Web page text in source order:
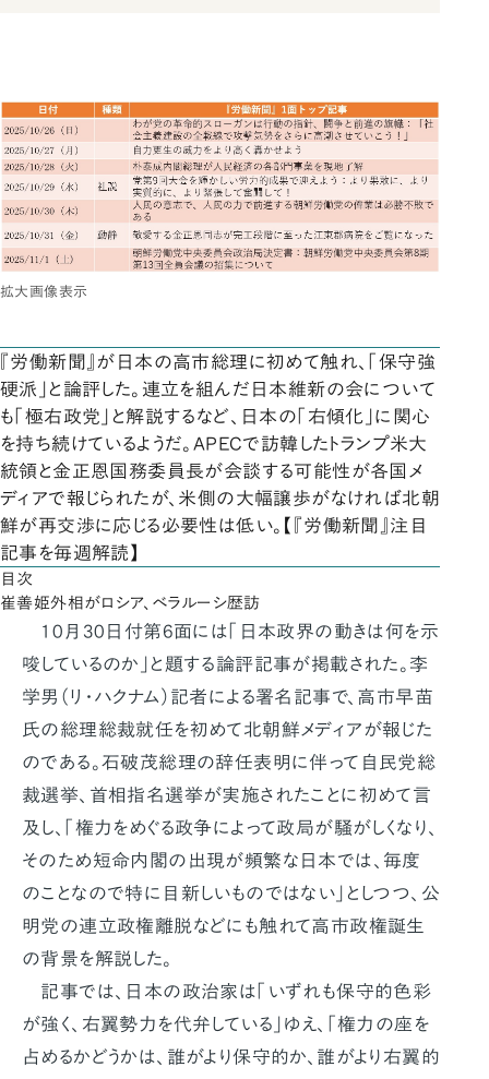
拡大画像表示
『労働新聞』が日本の高市総理に初めて触れ、「保守強
硬派」と論評した。連立を組んだ日本維新の会について
も「極右政党」と解説するなど、日本の「右傾化」に関心
を持ち続けているようだ。APECで訪韓したトランプ米大
統領と金正恩国務委員長が会談する可能性が各国メ
ディアで報じられたが、米側の大幅譲歩がなければ北朝
鮮が再交渉に応じる必要性は低い。【『労働新聞』注目
記事を毎週解読】
目次
崔善姫外相がロシア、ベラルーシ歴訪
10月30日付第6面には「日本政界の動きは何を示
唆しているのか」と題する論評記事が掲載された。李
学男（リ・ハクナム）記者による署名記事で、高市早苗
氏の総理総裁就任を初めて北朝鮮メディアが報じた
のである。石破茂総理の辞任表明に伴って自民党総
裁選挙、首相指名選挙が実施されたことに初めて言
及し、「権力をめぐる政争によって政局が騒がしくなり、
そのため短命内閣の出現が頻繁な日本では、毎度
のことなので特に目新しいものではない」としつつ、公
明党の連立政権離脱などにも触れて高市政権誕生
の背景を解説した。
記事では、日本の政治家は「いずれも保守的色彩
が強く、右翼勢力を代弁している」ゆえ、「権力の座を
占めるかどうかは、誰がより保守的か、誰がより右翼的